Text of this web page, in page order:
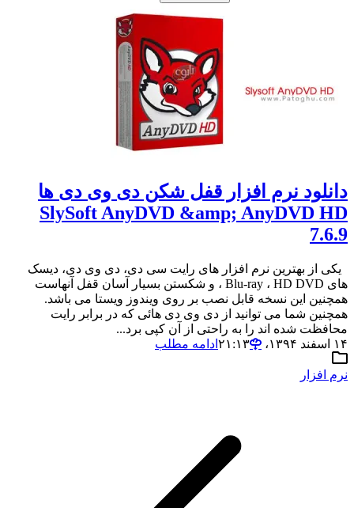
دانلود نرم افزار قفل شکن دی وی دی ها
SlySoft AnyDVD &amp; AnyDVD HD
7.6.9
یکی از بهترین نرم افزار های رایت سی دی، دی وی دی، دیسک
های Blu-ray ، HD DVD ، و شکستن بسیار آسان قفل آنهاست
همچنین این نسخه قابل نصب بر روی ویندوز ویستا می باشد.
همچنین شما می توانید از دی وی دی هائی که در برابر رایت
محافظت شده اند را به راحتی از آن کپی برد...
۱۴ اسفند ۱۳۹۴،‏ ۲۱:۱۳
ادامه مطلب
نرم افزار